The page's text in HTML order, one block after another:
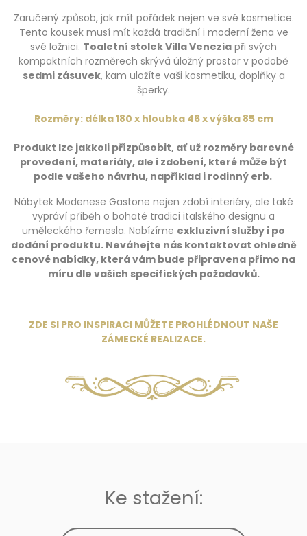
Zaručený způsob, jak mít pořádek nejen ve své kosmetice.
Tento kousek musí mít každá tradiční i moderní žena ve
své ložnici. Toaletní stolek Villa Venezia při svých
kompaktních rozměrech skrývá úložný prostor v podobě
sedmi zásuvek, kam uložíte vaši kosmetiku, doplňky a
šperky.
Rozměry: délka 180 x hloubka 46 x výška 85 cm
Produkt lze jakkoli přízpůsobit, ať už rozměry barevné
provedení, materiály, ale i zdobení, které může být
podle vašeho návrhu, například i rodinný erb.
Nábytek Modenese Gastone nejen zdobí interiéry, ale také
vypráví příběh o bohaté tradici italského designu a
uměleckého řemesla. Nabízíme exkluzivní služby i po
dodání produktu. Neváhejte nás kontaktovat ohledně
cenové nabídky, která vám bude připravena přímo na
míru dle vašich specifických požadavků.
ZDE SI PRO INSPIRACI MŮŽETE PROHLÉDNOUT NAŠE
ZÁMECKÉ REALIZACE.
Ke stažení: